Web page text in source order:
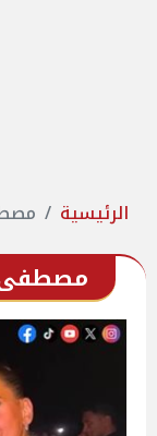
الرئيسية
مصطفى